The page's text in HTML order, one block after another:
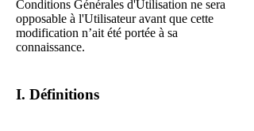
Conditions Générales d'Utilisation ne sera
opposable à l'Utilisateur avant que cette
modification n’ait été portée à sa
connaissance.
I. Définitions